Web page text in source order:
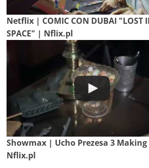
Netflix | COMIC CON DUBAI "LOST
SPACE" | Nflix.pl
Showmax | Ucho Prezesa 3
Nflix.pl